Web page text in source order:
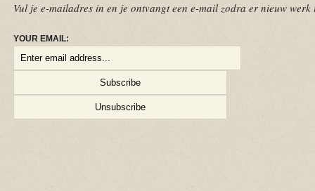
Vul je e-mailadres in en je ontvangt een e-mail zodra er nieuw werk
YOUR EMAIL: